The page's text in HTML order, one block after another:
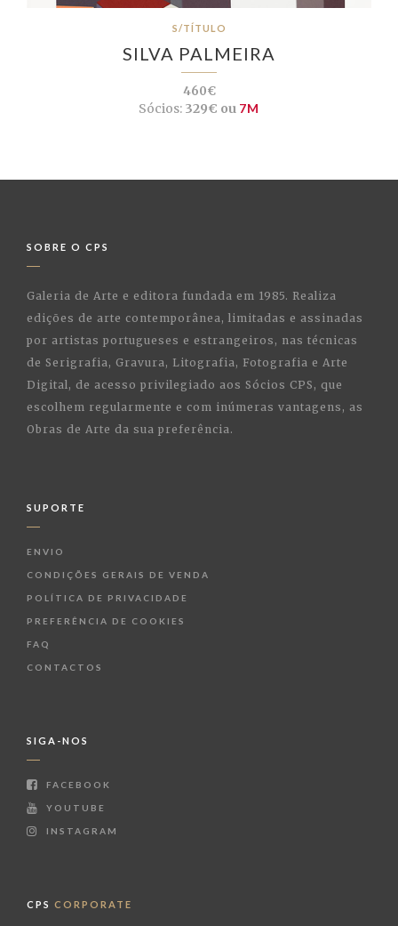
S/TÍTULO
SILVA PALMEIRA
460€
Sócios: 329€ ou 7M
SOBRE O CPS
Galeria de Arte e editora fundada em 1985. Realiza
edições de arte contemporânea, limitadas e assinadas
por artistas portugueses e estrangeiros, nas técnicas
de Serigrafia, Gravura, Litografia, Fotografia e Arte
Digital, de acesso privilegiado aos Sócios CPS, que
escolhem regularmente e com inúmeras vantagens, as
Obras de Arte da sua preferência.
SUPORTE
ENVIO
CONDIÇÕES GERAIS DE VENDA
POLÍTICA DE PRIVACIDADE
PREFERÊNCIA DE COOKIES
FAQ
CONTACTOS
SIGA-NOS
FACEBOOK
YOUTUBE
INSTAGRAM
CPS CORPORATE